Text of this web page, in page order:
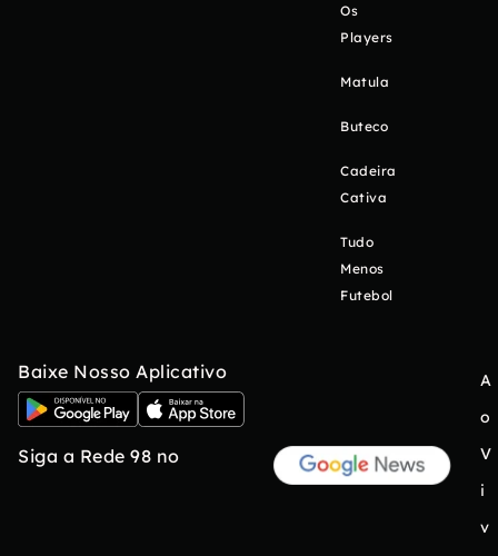
Os
Players
Matula
Buteco
Cadeira
Cativa
Tudo
Menos
Futebol
Baixe Nosso Aplicativo
Siga a Rede 98 no
A
o
V
i
v